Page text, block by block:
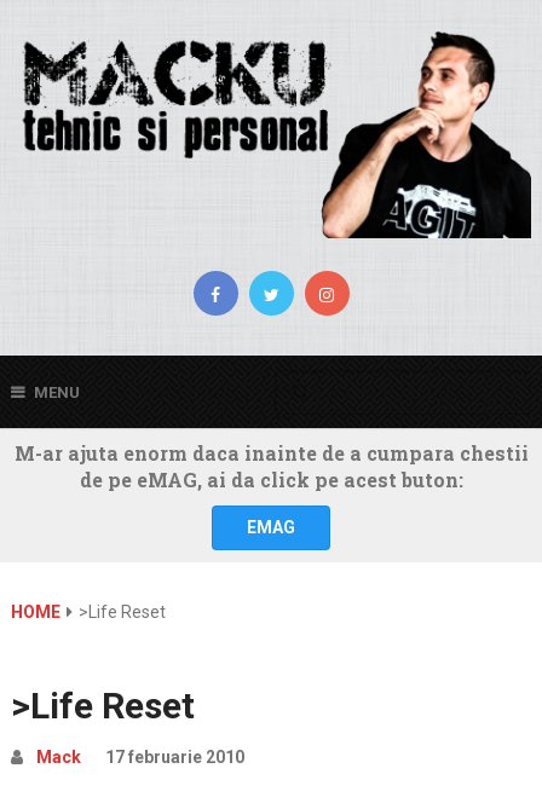
MENU
M-ar ajuta enorm daca inainte de a cumpara chestii
de pe eMAG, ai da click pe acest buton:
EMAG
HOME >Life Reset
>Life Reset
Mack 17 februarie 2010